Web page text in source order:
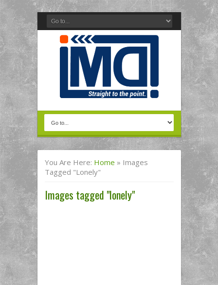
You Are Here: Home » Images
Tagged "lonely"
Images tagged "lonely"